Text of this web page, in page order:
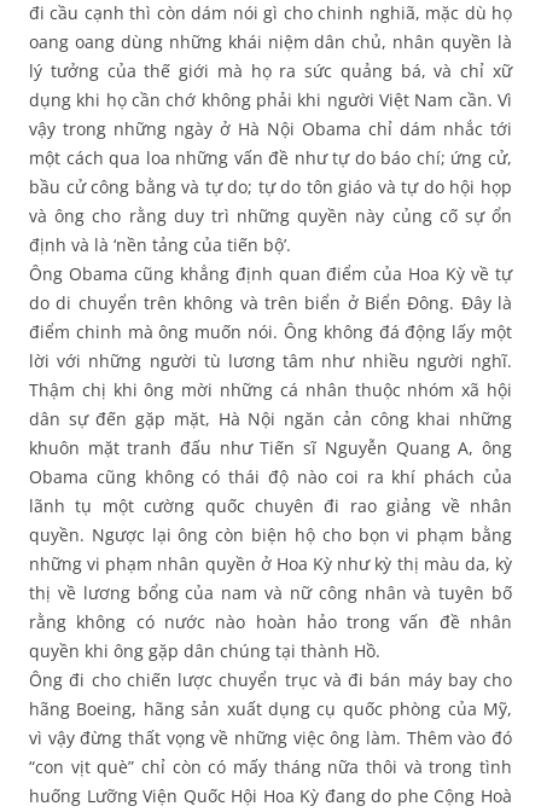
đi cầu cạnh thì còn dám nói gì cho chinh nghiã, mặc dù họ
oang oang dùng những khái niệm dân chủ, nhân quyền là
lý tưởng của thế giới mà họ ra sức quảng bá, và chỉ xữ
dụng khi họ cần chớ không phải khi người Việt Nam cần. Vì
vậy trong những ngày ở Hà Nội Obama chỉ dám nhắc tới
một cách qua loa những vấn đề như tự do báo chí; ứng cử,
bầu cử công bằng và tự do; tự do tôn giáo và tự do hội họp
và ông cho rằng duy trì những quyền này củng cố sự ổn
định và là ‘nền tảng của tiến bộ’.
Ông Obama cũng khẳng định quan điểm của Hoa Kỳ về tự
do di chuyển trên không và trên biển ở Biển Đông. Đây là
điểm chinh mà ông muốn nói. Ông không đá động lấy một
lời với những người tù lương tâm như nhiều người nghĩ.
Thậm chị khi ông mời những cá nhân thuộc nhóm xã hội
dân sự đến gặp mặt, Hà Nội ngăn cản công khai những
khuôn mặt tranh đấu như Tiến sĩ Nguyễn Quang A, ông
Obama cũng không có thái độ nào coi ra khí phách của
lãnh tụ một cường quốc chuyên đi rao giảng về nhân
quyền. Ngược lại ông còn biện hộ cho bọn vi phạm bằng
những vi phạm nhân quyền ở Hoa Kỳ như kỳ thị màu da, kỳ
thị về lương bổng của nam và nữ công nhân và tuyên bố
rằng không có nước nào hoàn hảo trong vấn đề nhân
quyền khi ông gặp dân chúng tại thành Hồ.
Ông đi cho chiến lược chuyển trục và đi bán máy bay cho
hãng Boeing, hãng sản xuất dụng cụ quốc phòng của Mỹ,
vì vậy đừng thất vọng về những việc ông làm. Thêm vào đó
“con vịt què” chỉ còn có mấy tháng nữa thôi và trong tình
huống Lưỡng Viện Quốc Hội Hoa Kỳ đang do phe Cộng Hoà